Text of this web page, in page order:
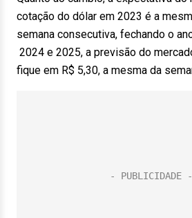
cotação do dólar em 2023 é a
semana consecutiva, fechando o
2024 e 2025, a previsão do
fique em R$ 5,30, a mesma da